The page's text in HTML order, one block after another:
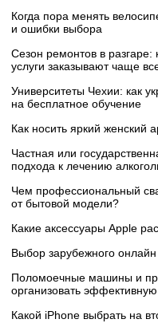
Когда пора менять
и ошибки выбора
Сезон ремонтов в разгаре:
услуги заказывают чаще
Университеты Чехии: как
на бесплатное обучение
Как носить яркий женский
Частная или
подхода к лечению
Чем профессиональный
от бытовой модели?
Какие аксессуары Apple
Выбор зарубежного
Поломоечные машины и
организовать
Какой iPhone выбрать на